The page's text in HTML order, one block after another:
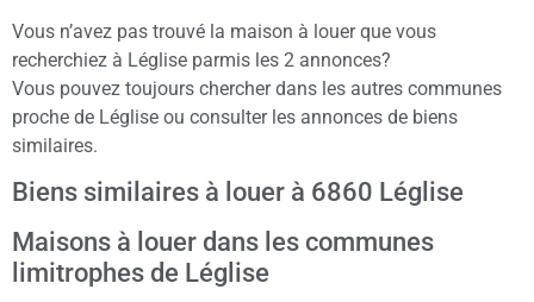
Vous n’avez pas trouvé la maison à louer que vous
recherchiez à Léglise parmis les 2 annonces?
Vous pouvez toujours chercher dans les autres communes
proche de Léglise ou consulter les annonces de biens
similaires.
Biens similaires à louer à 6860 Léglise
Maisons à louer dans les communes
limitrophes de Léglise